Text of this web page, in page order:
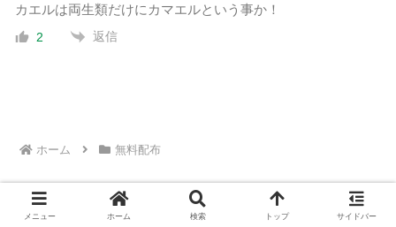
カエルは両生類だけにカマエルという事か！
2 返信
ホーム 無料配布
メニュー ホーム 検索 トップ サイドバー